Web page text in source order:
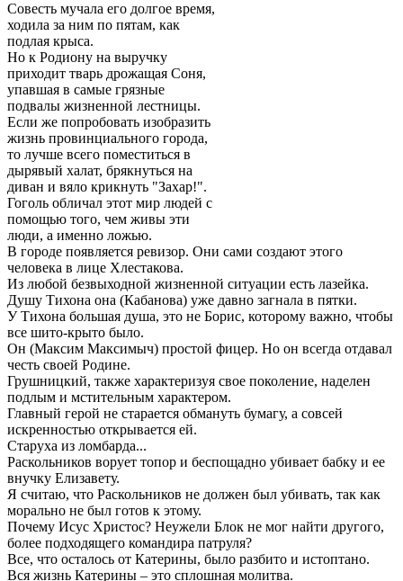
Совесть мучала его долгое время,
ходила за ним по пятам, как
подлая крыса.
Но к Родиону на выручку
приходит тварь дрожащая Соня,
упавшая в самые грязные
подвалы жизненной лестницы.
Если же попробовать изобразить
жизнь провинциального города,
то лучше всего поместиться в
дырявый халат, брякнуться на
диван и вяло крикнуть "Захар!".
Гоголь обличал этот мир людей с
помощью того, чем живы эти
люди, а именно ложью.
В городе появляется ревизор. Они сами создают этого
человека в лице Хлестакова.
Из любой безвыходной жизненной ситуации есть лазейка.
Душу Тихона она (Кабанова) уже давно загнала в пятки.
У Тихона большая душа, это не Борис, которому важно, чтобы
все шито-крыто было.
Он (Максим Максимыч) простой фицер. Но он всегда отдавал
честь своей Родине.
Грушницкий, также характеризуя свое поколение, наделен
подлым и мстительным характером.
Главный герой не старается обмануть бумагу, а совсей
искренностью открывается ей.
Старуха из ломбарда...
Раскольников ворует топор и беспощадно убивает бабку и ее
внучку Елизавету.
Я считаю, что Раскольников не должен был убивать, так как
морально не был готов к этому.
Почему Исус Христос? Неужели Блок не мог найти другого,
более подходящего командира патруля?
Все, что осталось от Катерины, было разбито и истоптано.
Вся жизнь Катерины – это сплошная молитва.